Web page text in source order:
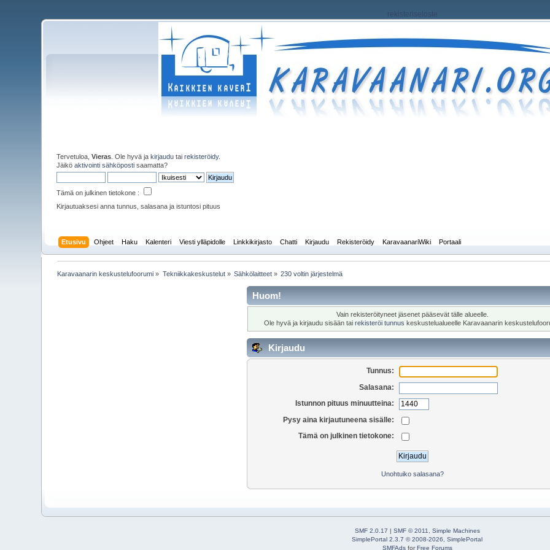
rekisteriseloste
Tervetuloa,Vieras . Ole hyvä jakirjaudu tairekisteröidy.
Jäiköaktivointi sähköposti saamatta?
Tämä on julkinen tietokone :
Kirjautuaksesi anna tunnus, salasana ja istuntosi pituus
Etusivu Ohjeet Haku Kalenteri Viesti ylläpidolle Linkkikirjasto Chatti Kirjaudu Rekisteröidy KaravaanariWiki Portaali
Karavaanarin keskustelufoorumi » Tekniikkakeskustelut» Sähkölaitteet » 230 voltin järjestelmä
Huom!
Vain rekisteröityneet jäsenet pääsevät tälle alueelle.
Ole hyvä ja kirjaudu sisään tai rekisteröi tunnus keskustelualueelle Karavaanarin
Kirjaudu
Tunnus:
Salasana:
Istunnon pituus minuutteina:
Pysy aina kirjautuneena sisälle:
Tämä on julkinen tietokone:
Unohtuiko salasana?
SMF 2.0.17 | SMF © 2011
Simple Machines
SimplePortal 2.3.7 © 2008-2026, SimplePortal
SMFAdsforFree Forums